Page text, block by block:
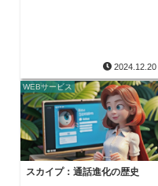
2024.12.20
WEBサービス
スカイプ：通話進化の歴史